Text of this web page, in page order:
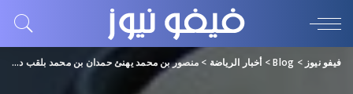
فيفو نيوز >
Blog
> أخبار الرياضة > منصور بن محمد يهنئ حمدان بن محمد بلقب درع السوبر الإماراتي